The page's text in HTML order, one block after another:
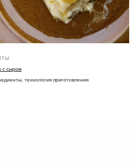
с сыром
технология приготовления